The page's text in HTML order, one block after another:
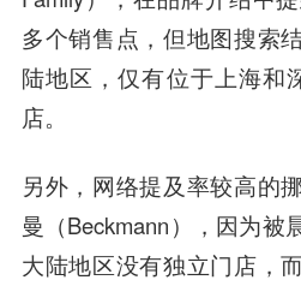
多个销售点，但地图搜索
陆地区，仅有位于上海和
店。
另外，网络提及率较高的
曼（Beckmann），因为被
大陆地区没有独立门店，